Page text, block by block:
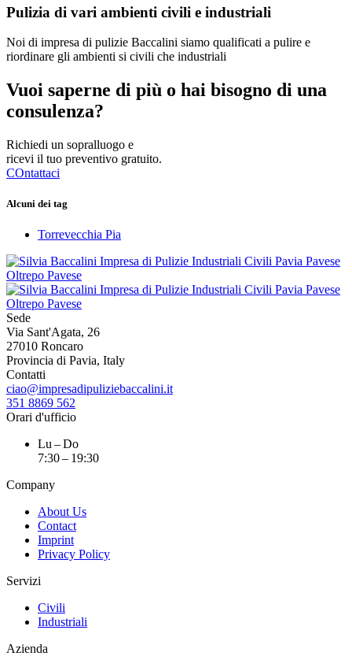
Pulizia di vari ambienti civili e industriali
Noi di impresa di pulizie Baccalini siamo qualificati a pulire e
riordinare gli ambienti si civili che industriali
Vuoi saperne di più o hai bisogno di una
consulenza?
Richiedi un sopralluogo e
ricevi il tuo preventivo gratuito.
COntattaci
Alcuni dei tag
Torrevecchia Pia
Sede
Via Sant'Agata, 26
27010 Roncaro
Provincia di Pavia, Italy
Contatti
ciao@impresadipuliziebaccalini.it
351 8869 562
Orari d'ufficio
Lu – Do
7:30 – 19:30
Company
About Us
Contact
Imprint
Privacy Policy
Servizi
Civili
Industriali
Azienda